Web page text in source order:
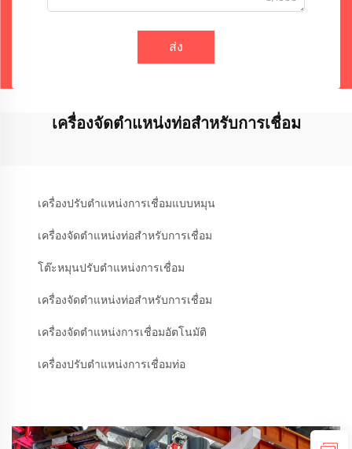
ส่ง
เครื่องจัดตำแหน่งท่อสำหรับการเชื่อม
เครื่องปรับตำแหน่งการเชื่อมแบบหมุน
เครื่องจัดตำแหน่งท่อสำหรับการเชื่อม
โต๊ะหมุนปรับตำแหน่งการเชื่อม
เครื่องจัดตำแหน่งท่อสำหรับการเชื่อม
เครื่องจัดตำแหน่งการเชื่อมอัตโนมัติ
เครื่องปรับตำแหน่งการเชื่อมท่อ